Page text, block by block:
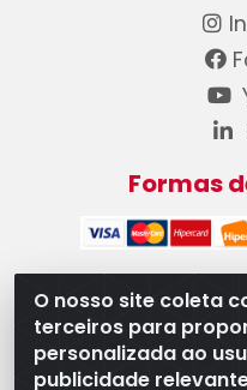
O nosso site coleta
terceiros para
personalizada ao
publicidade
Formas
WB Componentes
08.528.393/0001-12 -
Oeste Industrial,